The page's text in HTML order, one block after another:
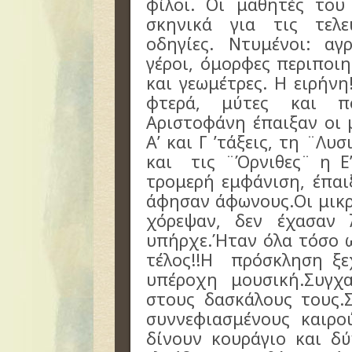
σκηνικά για τις
οδηγίες. Ντυμένοι:
γέροι, όμορφες
και γεωμέτρες. Η
φτερά, μύτες και
Αριστοφάνη έπαιξαν
Α’ και Γ ’τάξεις, τη
και τις ¨Όρνιθες¨ η
τρομερή εμφάνιση,
άφησαν άφωνους.Οι
χόρεψαν, δεν έχασαν
υπήρχε.Ήταν όλα τόσο
τέλος!!Η πρόσκληση
υπέροχη
στους δασκάλους
συννεφιασμένους
δίνουν κουράγιο και